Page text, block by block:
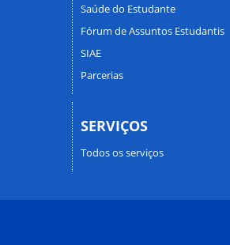
Saúde do Estudante
Fórum de Assuntos Estudantis
SIAE
Parcerias
SERVIÇOS
Todos os serviços